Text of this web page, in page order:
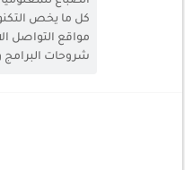
كل ما يخص
مواقع التواصل
شروحات البرامج